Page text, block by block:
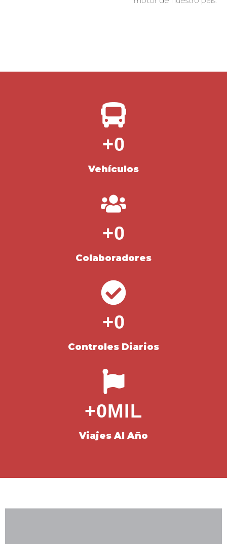
Vehículos
+0
Colaboradores
+0
Controles Diarios
+0
Viajes Al Año
+0MIL